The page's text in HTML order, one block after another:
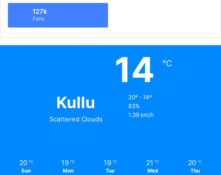
127k
Fans
Kullu
Scattered Clouds
14 ℃
20º - 14º
83%
1.39 km/h
20 ℃
Sun
19 ℃
Mon
19 ℃
Tue
21 ℃
Wed
20 ℃
Thu